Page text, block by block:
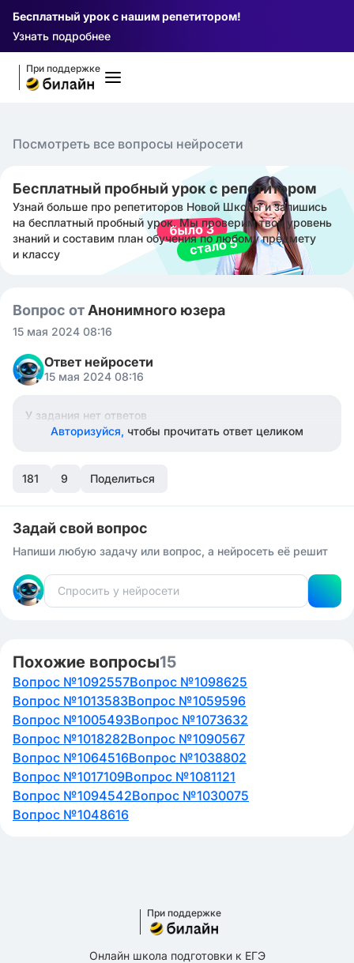
Бесплатный урок с нашим репетитором!
Узнать подробнее
При поддержке
Посмотреть все вопросы нейросети
Бесплатный пробный урок с репетитором
Узнай больше про репетиторов Новой Школы и запишись
на бесплатный пробный урок. Мы проверим твой уровень
знаний и составим план обучения по любому предмету
и классу
Вопрос от Анонимного юзера
15 мая 2024 08:16
Ответ нейросети
15 мая 2024 08:16
У задания нет ответов
Авторизуйся, чтобы прочитать ответ целиком
181 9 Поделиться
Задай свой вопрос
Напиши любую задачу или вопрос, а нейросеть её решит
Похожие вопросы15
Вопрос №1092557Вопрос №1098625
Вопрос №1013583Вопрос №1059596
Вопрос №1005493Вопрос №1073632
Вопрос №1018282Вопрос №1090567
Вопрос №1064516Вопрос №1038802
Вопрос №1017109Вопрос №1081121
Вопрос №1094542Вопрос №1030075
Вопрос №1048616
При поддержке
Онлайн школа подготовки к ЕГЭ